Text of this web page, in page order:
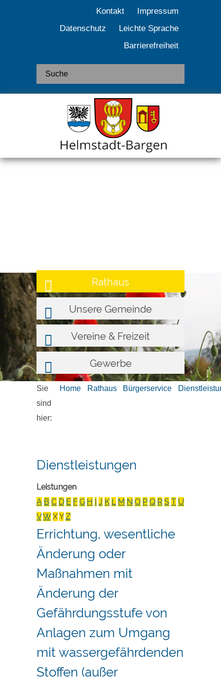
Kontakt
Impressum
Datenschutz
Leichte Sprache
Barrierefreiheit
Rathaus
Unsere Gemeinde
Vereine & Freizeit
Gewerbe
Sie
sind
hier:
Home Rathaus Bürgerservice
Dienstleistungen
Leistungen
A B C D E F G H I J K L M N O P Q R S T U
VW XY Z
Errichtung, wesentliche
Änderung oder
Maßnahmen mit
Änderung der
Gefährdungsstufe von
Anlagen zum Umgang
mit wassergefährdenden
Stoffen (außer